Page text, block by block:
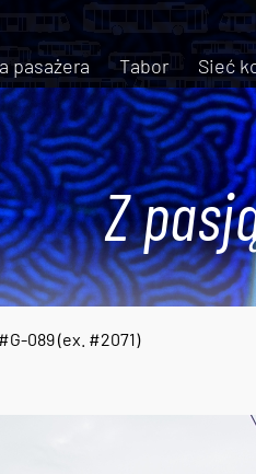
pasażera Tabor Sieć
Z
089 (ex. #2071)